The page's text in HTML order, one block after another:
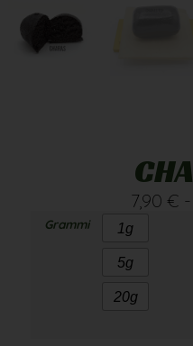
7,90 € -
Grammi 1g
5g
20g